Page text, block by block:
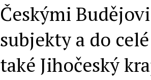
Českými
subjekty a do
také Jihočeský